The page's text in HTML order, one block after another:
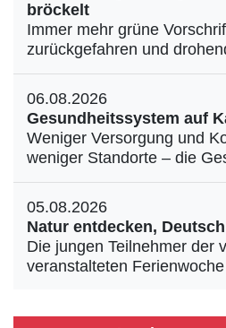
bröckelt
Immer mehr grüne
zurückgefahren und
06.08.2026
Gesundheitssystem auf
Weniger Versorgung und
weniger Standorte – die
05.08.2026
Natur entdecken,
Die jungen Teilnehmer der
veranstalteten